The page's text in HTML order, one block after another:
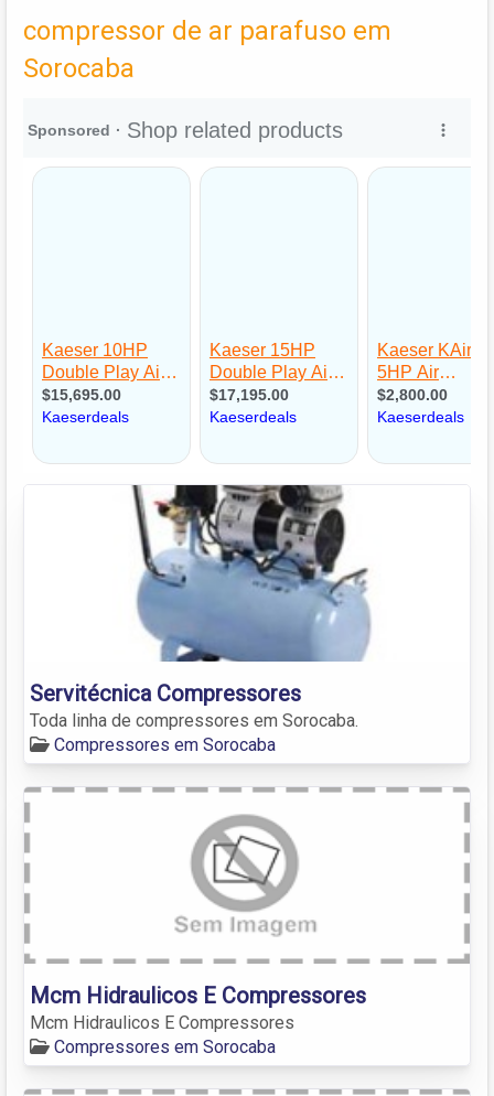
compressor de ar parafuso em
Sorocaba
Servitécnica Compressores
Toda linha de compressores em Sorocaba.
Compressores em Sorocaba
Mcm Hidraulicos E Compressores
Mcm Hidraulicos E Compressores
Compressores em Sorocaba